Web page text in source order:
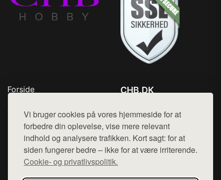
Vi bruger cookies på vores hjemmeside for at
forbedre din oplevelse, vise mere relevant
indhold og analysere trafikken. Kort sagt: for at
siden fungerer bedre – ikke for at være irriterende.
Cookie- og privatlivspolitik.
Forside
Top Rabatter
Kontakt
CHB.DK
Mail: hej@want.dk
Cookie- og privatlivspolitik